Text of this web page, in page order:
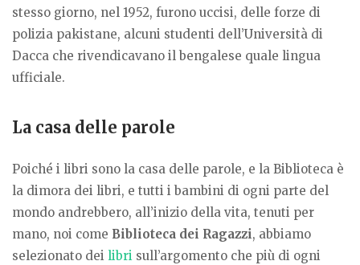
stesso giorno, nel 1952, furono uccisi, delle forze di
polizia pakistane, alcuni studenti dell’Università di
Dacca che rivendicavano il bengalese quale lingua
ufficiale.
La casa delle parole
Poiché i libri sono la casa delle parole, e la Biblioteca è
la dimora dei libri, e tutti i bambini di ogni parte del
mondo andrebbero, all’inizio della vita, tenuti per
mano, noi come Biblioteca dei Ragazzi, abbiamo
selezionato dei libri sull’argomento che più di ogni